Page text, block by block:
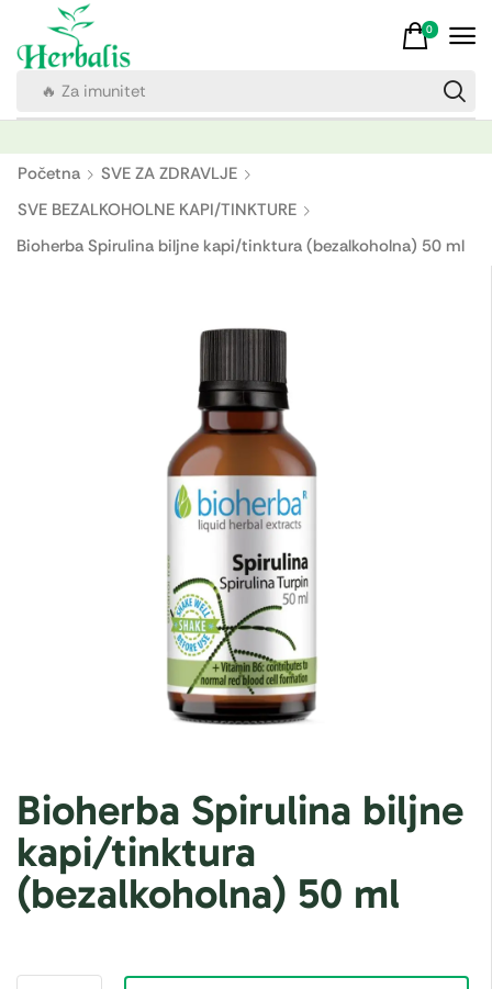
🔥 Za imunitet
0
Početna
SVE ZA ZDRAVLJE
SVE BEZALKOHOLNE KAPI/TINKTURE
Bioherba Spirulina biljne kapi/tinktura (bezalkoholna) 50 ml
Bioherba Spirulina biljne
kapi/tinktura
(bezalkoholna) 50 ml